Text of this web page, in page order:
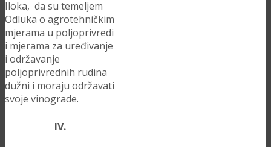
Iloka, da su temeljem
Odluka o agrotehničkim
mjerama u poljoprivredi
i mjerama za uređivanje
i održavanje
poljoprivrednih rudina
dužni i moraju održavati
svoje vinograde.
IV.